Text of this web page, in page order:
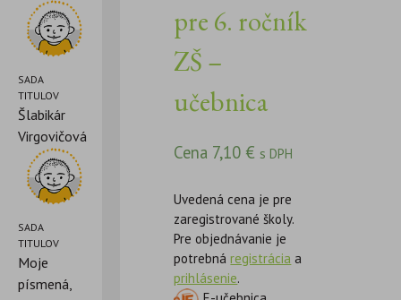
SADA
TITULOV
Šlabikár
Virgovičová
SADA
TITULOV
Moje
písmená,
pre 6. ročník
ZŠ –
učebnica
Cena 7,10 € s DPH
Uvedená cena je pre
zaregistrované školy.
Pre objednávanie je
potrebnáregistrácia a
prihlásenie.